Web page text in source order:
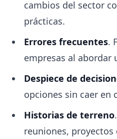
cambios del sector
prácticas.
Errores frecuentes.
empresas al abordar
Despiece de
opciones sin caer en
Historias de terreno
reuniones, proyectos